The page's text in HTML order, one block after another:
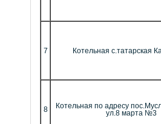
7 Котельная с.татарская
8
Котельная по адресу
ул.8 марта №3